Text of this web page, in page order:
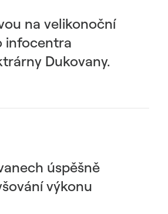
na velikonoční
infocentra
Dukovany.
úspěšně
výkonu